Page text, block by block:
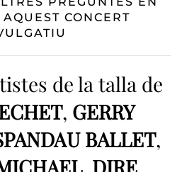
CONCERT
de la talla de
, GERRY
BALLET,